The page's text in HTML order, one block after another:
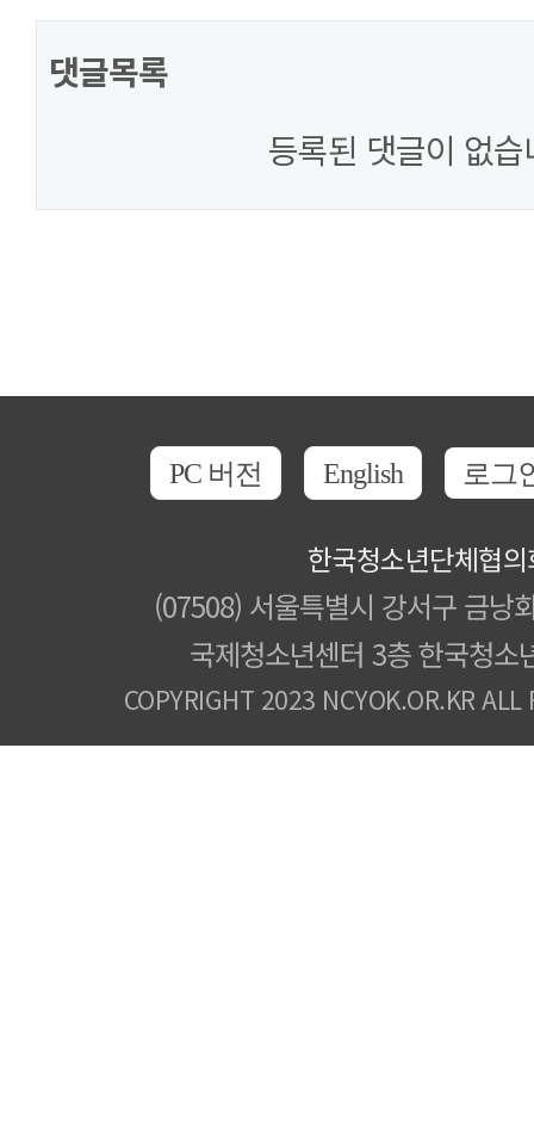
댓글목록
등록된 댓글이 없습
PC 버전 English 로그
한국청소년단체협
(07508) 서울특별시 강서구 금낭
국제청소년센터 3층 한국청소
COPYRIGHT 2023 NCYOK.OR.KR ALL